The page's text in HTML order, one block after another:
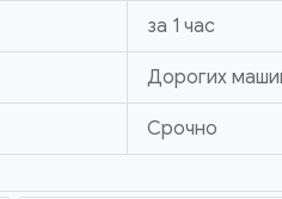
за 1 час
Дорогих
Срочно